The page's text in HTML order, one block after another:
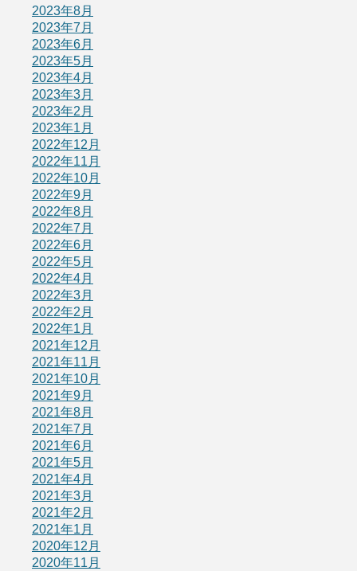
2023年8月
2023年7月
2023年6月
2023年5月
2023年4月
2023年3月
2023年2月
2023年1月
2022年12月
2022年11月
2022年10月
2022年9月
2022年8月
2022年7月
2022年6月
2022年5月
2022年4月
2022年3月
2022年2月
2022年1月
2021年12月
2021年11月
2021年10月
2021年9月
2021年8月
2021年7月
2021年6月
2021年5月
2021年4月
2021年3月
2021年2月
2021年1月
2020年12月
2020年11月